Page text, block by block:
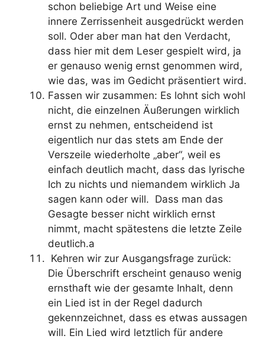
schon beliebige Art und Weise eine
innere Zerrissenheit ausgedrückt werden
soll. Oder aber man hat den Verdacht,
dass hier mit dem Leser gespielt wird, ja
er genauso wenig ernst genommen wird,
wie das, was im Gedicht präsentiert wird.
Fassen wir zusammen: Es lohnt sich wohl
nicht, die einzelnen Äußerungen wirklich
ernst zu nehmen, entscheidend ist
eigentlich nur das stets am Ende der
Verszeile wiederholte „aber“, weil es
einfach deutlich macht, dass das lyrische
Ich zu nichts und niemandem wirklich Ja
sagen kann oder will. Dass man das
Gesagte besser nicht wirklich ernst
nimmt, macht spätestens die letzte Zeile
deutlich.a
Kehren wir zur Ausgangsfrage zurück:
Die Überschrift erscheint genauso wenig
ernsthaft wie der gesamte Inhalt, denn
ein Lied ist in der Regel dadurch
gekennzeichnet, dass es etwas aussagen
will. Ein Lied wird letztlich für andere